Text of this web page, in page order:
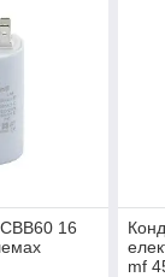
16
mf